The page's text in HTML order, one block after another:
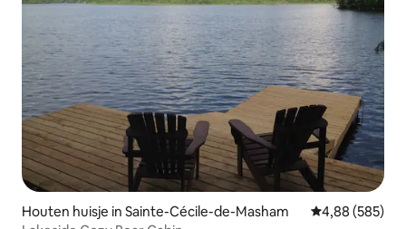
Houten huisje in Sainte-Cécile-de-Masham Gemiddelde
4,88 (585)